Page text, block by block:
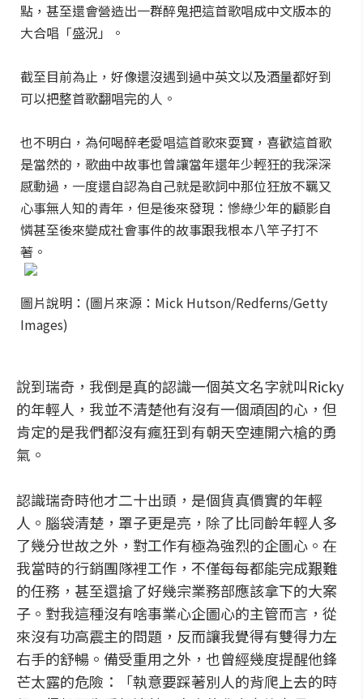
點，甚至還會營造出一群醉鬼把這首歌唱成中文版本的
大合唱「盛況」。
截至目前為止，好像還沒遇到過中英文以及酒量都好到
可以把整首歌翻唱完的人。
也不明白，為何喝醉老愛唱這首歌來耍寶，喜歡這首歌
是當然的，歌曲中故事也曾讓當年還年少輕狂的我深深
感動過，一度還自認為自己就是歌詞中那位狂放不羈又
心事無人知的青年，但是後來發現：慘綠少年的顧影自
憐甚至後來變成社會事件的故事跟我根本八竿子打不
著。
圖片說明：(圖片來源：Mick Hutson/Redferns/Getty
Images)
說到瑞奇，我倒是真的認識一個英文名字就叫Ricky
的年輕人，我並不清楚他有沒有一個頑固的心，但
肯定的是我們都沒有瘋狂到有朝天空連開六槍的勇
氣。
認識瑞奇時他才二十出頭，是個貨真價實的年輕
人。腦袋清楚，罩子更是亮，除了比同齡年輕人多
了幾分世故之外，對工作有極為強烈的企圖心。在
我當時的行銷團隊裡工作，不僅每每都能完成艱難
的任務，甚至還搶了好幾宗業務部應該拿下的大案
子。對我這種沒有啥事業心企圖心的主管而言，從
來沒有功高震主的問題，反而讓我覺得有雙得力左
右手的舒暢。備受重用之外，也曾經幾度提醒他鋒
芒太露的危險：「執意要踩著別人的背爬上去的時